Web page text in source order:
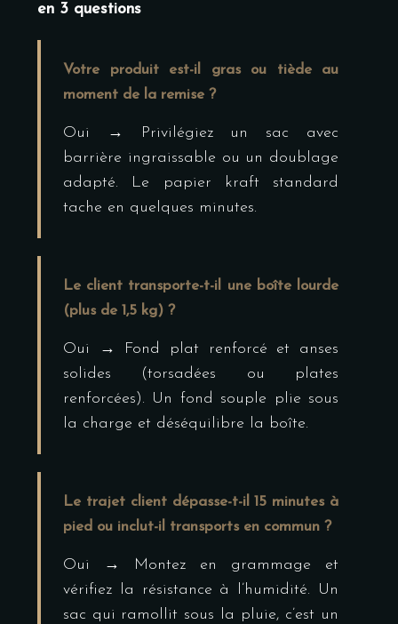
en 3 questions
Votre produit est-il gras ou tiède au
moment de la remise ?
Oui → Privilégiez un sac avec
barrière ingraissable ou un doublage
adapté. Le papier kraft standard
tache en quelques minutes.
Le client transporte-t-il une boîte lourde
(plus de 1,5 kg) ?
Oui → Fond plat renforcé et anses
solides (torsadées ou plates
renforcées). Un fond souple plie sous
la charge et déséquilibre la boîte.
Le trajet client dépasse-t-il 15 minutes à
pied ou inclut-il transports en commun ?
Oui → Montez en grammage et
vérifiez la résistance à l’humidité. Un
sac qui ramollit sous la pluie, c’est un